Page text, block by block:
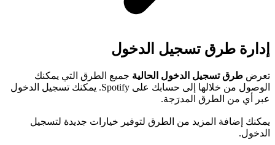
إدارة طرق تسجيل الدخول
تعرض طرق تسجيل الدخول الحالية جميع الطرق التي يمكنك
الوصول من خلالها إلى حسابك على Spotify. يمكنك تسجيل الدخول
عبر أي من الطرق المدرَجة.
يمكنك إضافة المزيد من الطرق لتوفير خيارات جديدة لتسجيل
الدخول.